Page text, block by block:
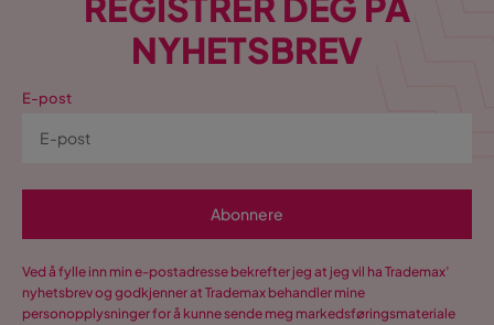
NYHETSBREV
E-post
Abonnere
Ved å fylle inn min e-postadresse bekrefter jeg at jeg vil ha Trademax’
nyhetsbrev og godkjenner at Trademax behandler mine
personopplysninger for å kunne sende meg markedsføringsmateriale